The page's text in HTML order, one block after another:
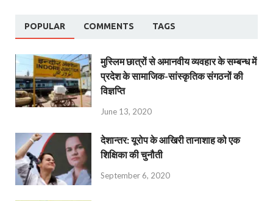
POPULAR COMMENTS TAGS
मुस्लिम छात्रों से अमानवीय व्यवहार के सम्बन्ध में
प्रदेश के सामाजिक-सांस्कृतिक संगठनों की
विज्ञप्ति
June 13, 2020
देशान्‍तर: यूरोप के आखिरी तानाशाह को एक
शिक्षिका की चुनौती
September 6, 2020